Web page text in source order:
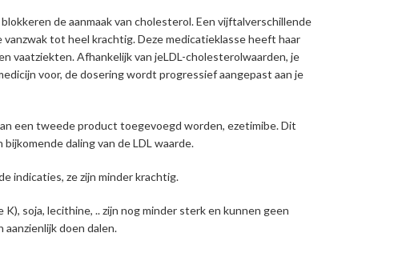
de aanmaak van cholesterol. Een vijftalverschillende
tot heel krachtig. Deze medicatieklasse heeft haar
vaatziekten. Afhankelijk van jeLDL-cholesterolwaarden, je
voor, de dosering wordt progressief aangepast aan je
een tweede product toegevoegd worden, ezetimibe. Dit
daling van de LDL waarde.
indicaties, ze zijn minder krachtig.
soja, lecithine, .. zijn nog minder sterk en kunnen geen
doen dalen.